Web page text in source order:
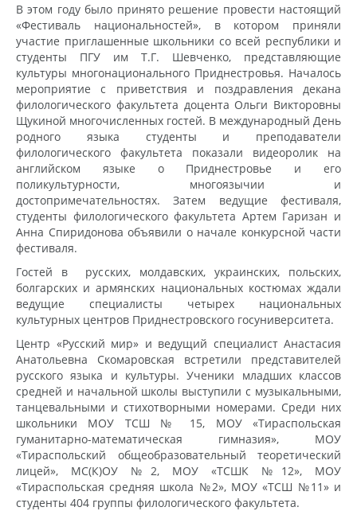
В этом году было принято решение провести настоящий
«Фестиваль национальностей», в котором приняли
участие приглашенные школьники со всей республики и
студенты ПГУ им Т.Г. Шевченко, представляющие
культуры многонационального Приднестровья. Началось
мероприятие с приветствия и поздравления декана
филологического факультета доцента Ольги Викторовны
Щукиной многочисленных гостей. В международный День
родного языка студенты и преподаватели
филологического факультета показали видеоролик на
английском языке о Приднестровье и его
поликультурности, многоязычии и
достопримечательностях. Затем ведущие фестиваля,
студенты филологического факультета Артем Гаризан и
Анна Спиридонова объявили о начале конкурсной части
фестиваля.
Гостей в русских, молдавских, украинских, польских,
болгарских и армянских национальных костюмах ждали
ведущие специалисты четырех национальных
культурных центров Приднестровского госуниверситета.
Центр «Русский мир» и ведущий специалист Анастасия
Анатольевна Скомаровская встретили представителей
русского языка и культуры. Ученики младших классов
средней и начальной школы выступили с музыкальными,
танцевальными и стихотворными номерами. Среди них
школьники МОУ ТСШ № 15, МОУ «Тираспольская
гуманитарно-математическая гимназия», МОУ
«Тираспольский общеобразовательный теоретический
лицей», МС(К)ОУ №2, МОУ «ТСШК №12», МОУ
«Тираспольская средняя школа №2», МОУ «ТСШ №11» и
студенты 404 группы филологического факультета.